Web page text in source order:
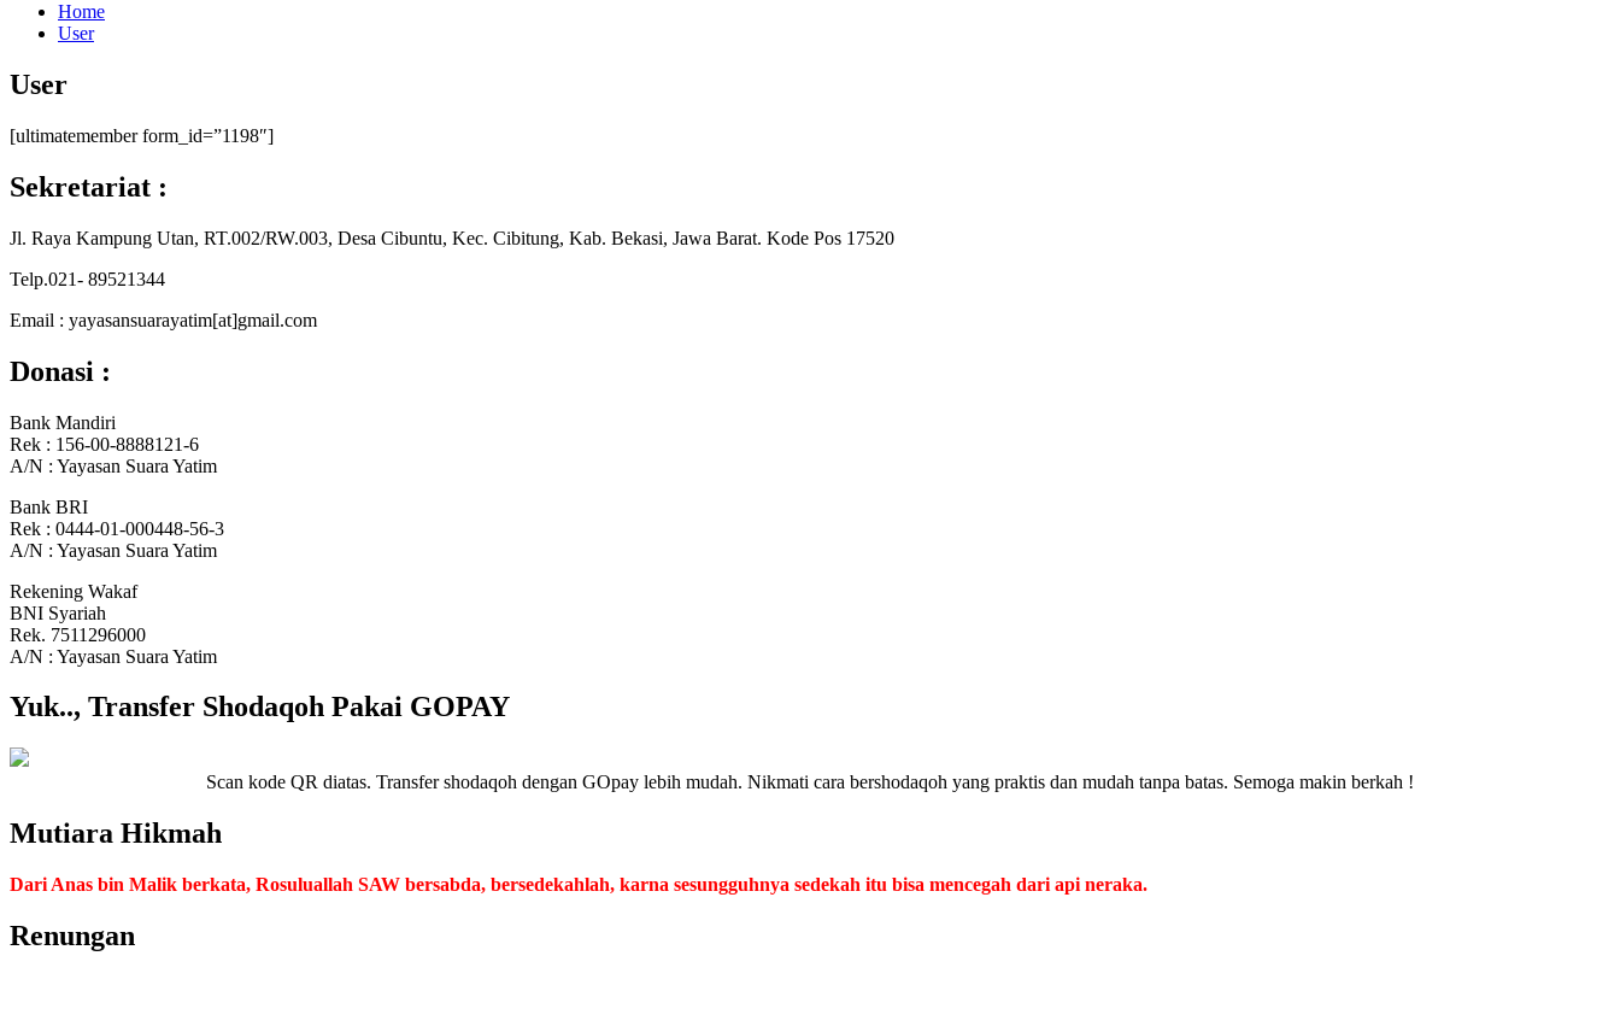
Home
User
User
[ultimatemember form_id=”1198″]
Sekretariat :
Jl. Raya Kampung Utan, RT.002/RW.003, Desa Cibuntu, Kec. Cibitung, Kab. Bekasi, Jawa Barat. Kode Pos 17520
Telp.021- 89521344
Email : yayasansuarayatim[at]gmail.com
Donasi :
Bank Mandiri
Rek : 156-00-8888121-6
A/N : Yayasan Suara Yatim
Bank BRI
Rek : 0444-01-000448-56-3
A/N : Yayasan Suara Yatim
Rekening Wakaf
BNI Syariah
Rek. 7511296000
A/N : Yayasan Suara Yatim
Yuk.., Transfer Shodaqoh Pakai GOPAY
Scan kode QR diatas. Transfer shodaqoh dengan GOpay lebih mudah. Nikmati cara bershodaqoh yang praktis dan mudah tanpa batas. Semoga makin berkah !
Mutiara Hikmah
Dari Anas bin Malik berkata, Rosuluallah SAW bersabda, bersedekahlah, karna sesungguhnya sedekah itu bisa mencegah dari api neraka.
Renungan